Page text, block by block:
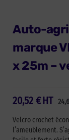
Auto-
marque
x 25m –
20,52 € HT
Velcro crochet
l’ameublement.